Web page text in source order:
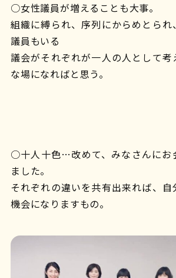
○女性議員が増えることも大事。
組織に縛られ、序列にからめとら
議員もいる
議会がそれぞれが一人の人として考
な場になればと思う。
○十人十色…改めて、みなさんにお
ました。
それぞれの違いを共有出来れば、自
機会になりますもの。